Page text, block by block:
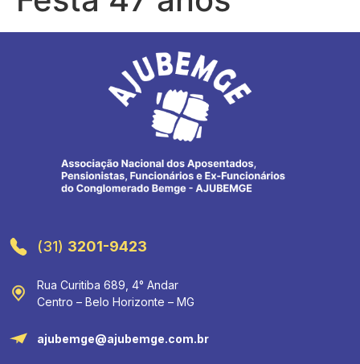
(31) 3201-9423
Rua Curitiba 689, 4° Andar
Centro – Belo Horizonte – MG
ajubemge@ajubemge.com.br